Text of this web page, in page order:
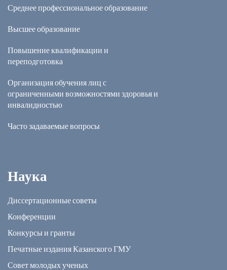
Среднее профессиональное образование
Высшее образование
Повышение квалификации и
переподготовка
Организация обучения лиц с
ограниченными возможностями здоровья и
инвалидностью
Часто задаваемые вопросы
Наука
Диссертационные советы
Конференции
Конкурсы и гранты
Печатные издания Казанского ГМУ
Совет молодых ученых